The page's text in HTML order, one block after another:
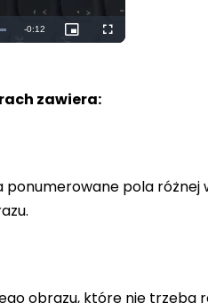
Remaining
-0:10
Picture-
in-
Fullscreen
zawiera:
ponumerowane pola
obrazu, które nie trzeba